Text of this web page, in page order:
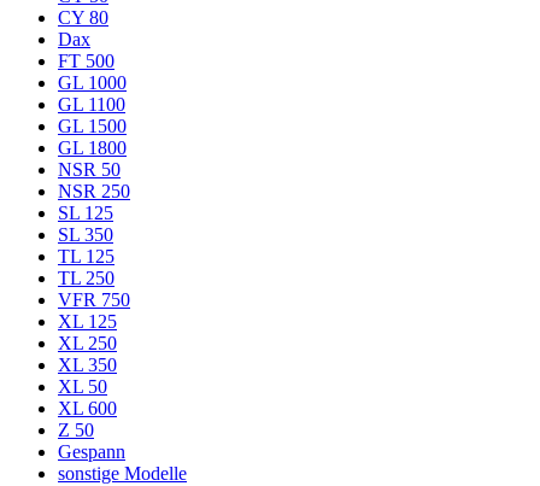
CY 80
Dax
FT 500
GL 1000
GL 1100
GL 1500
GL 1800
NSR 50
NSR 250
SL 125
SL 350
TL 125
TL 250
VFR 750
XL 125
XL 250
XL 350
XL 50
XL 600
Z 50
Gespann
sonstige Modelle